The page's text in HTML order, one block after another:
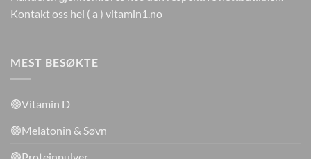
Kontakt oss hei ( a ) vitamin1.no
MEST BESØKTE
🟢Vitamin D
🟢Melatonin & Søvn